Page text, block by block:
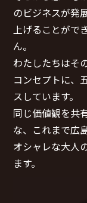
のビジネスが発
上げることがで
ん。
わたしたちはそ
コンセプトに、
スしています。
同じ価値観を共
な、これまで広
オシャレな大人
ます。